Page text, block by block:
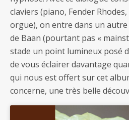
claviers (piano, Fender
orgue), on entre dans un
de Baan (pourtant pas «
stade un point lumineux posé
de vous éclairer davantage
qui nous est offert sur cet
concerne, une très belle